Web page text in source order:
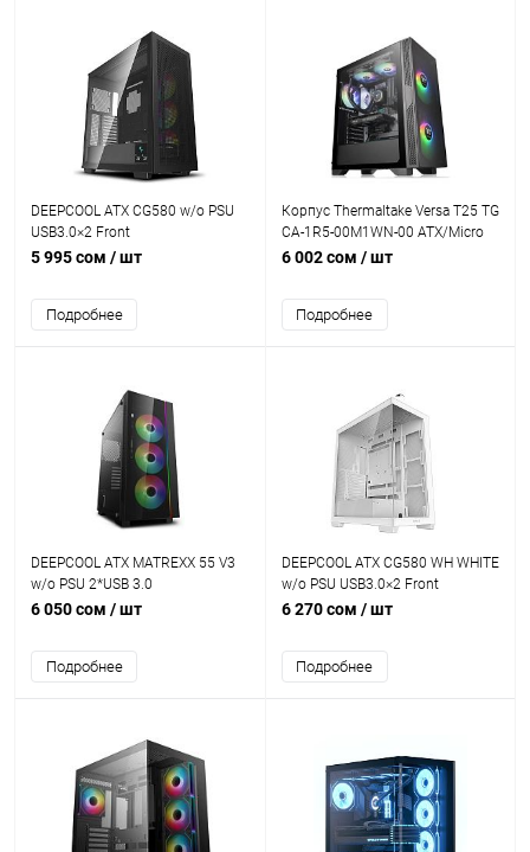
DEEPCOOL ATX CG580 w/o PSU
USB3.0×2 Front
5 995 сом / шт
Подробнее
Корпус Thermaltake Versa T25 TG
CA-1R5-00M1WN-00 ATX/Micro
ATX/Mini ITX USB1x3.0+2x2.0,
Высота CPU куллера до 150мм,
VGA до 300мм, 416x210x480мм,
6 002 сом / шт
Подробнее
DEEPCOOL ATX MATREXX 55 V3
w/o PSU 2*USB 3.0
6 050 сом / шт
Подробнее
DEEPCOOL ATX CG580 WH WHITE
w/o PSU USB3.0×2 Front
6 270 сом / шт
Подробнее